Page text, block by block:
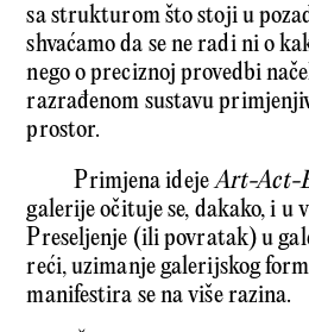
sa strukturom što stoji u
shvaćamo da se ne radi ni o
nego o preciznoj provedbi
razrađenom sustavu
prostor.
Primjena idejeArt-Act-
galerije očituje se, dakako, i u
Preseljenje (ili povratak) u
reći, uzimanje galerijskog
manifestira se na više razina.